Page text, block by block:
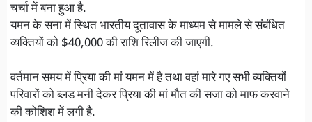
चर्चा में बना हुआ है.
यमन के सना में स्थित भारतीय दूतावास के माध्यम से मामले से संबंधित
व्यक्तियों को $40,000 की राशि रिलीज की जाएगी.
वर्तमान समय में प्रिया की मां यमन में है तथा वहां मारे गए सभी व्यक्तियों
परिवारों को ब्लड मनी देकर प्रिया की मां मौत की सजा को माफ करवाने
की कोशिश में लगी है.